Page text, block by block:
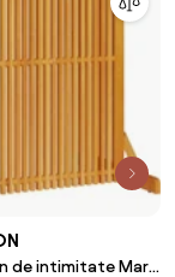
de intimitate Maro